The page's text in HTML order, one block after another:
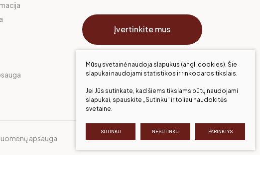
Įvertinkite mus
apsauga
Mūsų svetainė naudoja slapukus (angl. cookies). Šie
slapukai naudojami statistikos ir rinkodaros tikslais.
Jei Jūs sutinkate, kad šiems tikslams būtų naudojami
slapukai, spauskite „Sutinku“ ir toliau naudokitės
svetaine.
SUTINKU NESUTINKU PARINKTYS